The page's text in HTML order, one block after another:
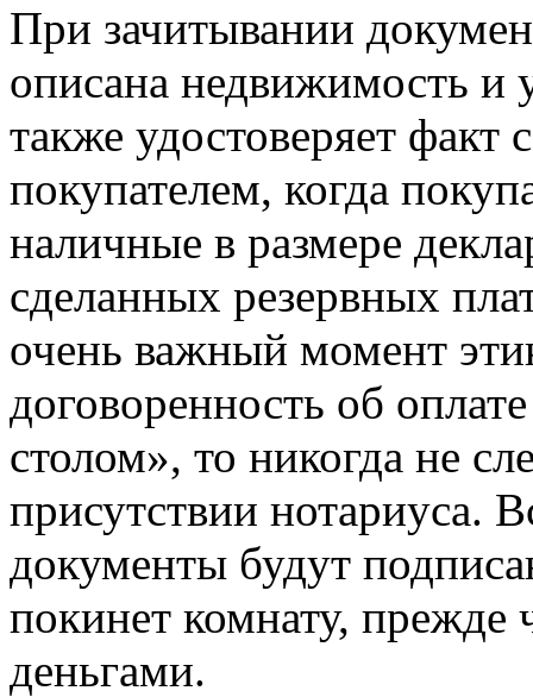
При зачитывании
описана недвижимость и
также удостоверяет
покупателем, когда
наличные в размере
сделанных резервных
очень важный момент
договоренность об
столом», то никогда не
присутствии нотариуса.
документы будут
покинет комнату, прежде
деньгами.